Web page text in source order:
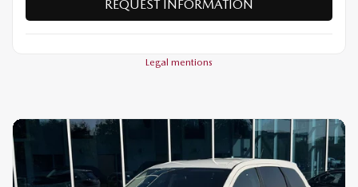
REQUEST INFORMATION
Legal mentions